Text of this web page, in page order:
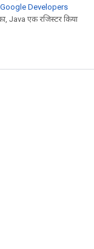
Google Developers
Java एक रजिस्टर किया